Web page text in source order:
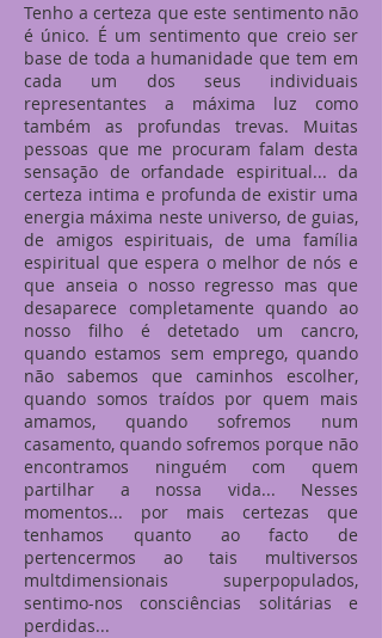
Tenho a certeza que este sentimento não
é único. É um sentimento que creio ser
base de toda a humanidade que tem em
cada um dos seus individuais
representantes a máxima luz como
também as profundas trevas. Muitas
pessoas que me procuram falam desta
sensação de orfandade espiritual... da
certeza intima e profunda de existir uma
energia máxima neste universo, de guias,
de amigos espirituais, de uma família
espiritual que espera o melhor de nós e
que anseia o nosso regresso mas que
desaparece completamente quando ao
nosso filho é detetado um cancro,
quando estamos sem emprego, quando
não sabemos que caminhos escolher,
quando somos traídos por quem mais
amamos, quando sofremos num
casamento, quando sofremos porque não
encontramos ninguém com quem
partilhar a nossa vida... Nesses
momentos... por mais certezas que
tenhamos quanto ao facto de
pertencermos ao tais multiversos
multdimensionais superpopulados,
sentimo-nos consciências solitárias e
perdidas...